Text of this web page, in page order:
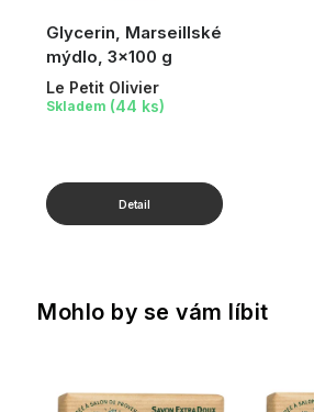
Glycerin, Marseillské
mýdlo, 3x100 g
Le Petit Olivier
Skladem (44 ks)
Mohlo by se vám líbit